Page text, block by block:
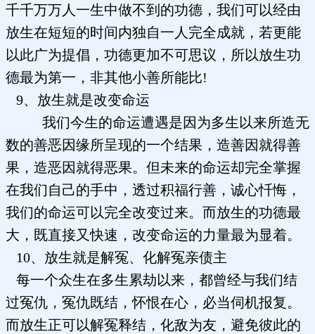
千千万万人一生中做不到的功德，我们可以经由
放生在短短的时间内独自一人完全成就，若更能
以此广为提倡，功德更加不可思议，所以放生功
德最为第一，非其他小善所能比!
9、放生就是改变命运
我们今生的命运遭遇是因为多生以来所造无
数的善恶因缘所呈现的一个结果，造善因就得善
果，造恶因就得恶果。但未来的命运却完全掌握
在我们自己的手中，透过积福行善，诚心忏悔，
我们的命运可以完全改变过来。而放生的功德最
大，既直接又快速，改变命运的力量最为显着。
10、放生就是解冤、化解冤亲债主
每一个众生在多生累劫以来，都曾经与我们结
过冤仇，冤仇既结，怀恨在心，必当伺机报复。
而放生正可以解冤释结，化敌为友，避免彼此的